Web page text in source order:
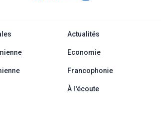
tiếng Pháp
Actualités
Economie
Francophonie
À l'écoute